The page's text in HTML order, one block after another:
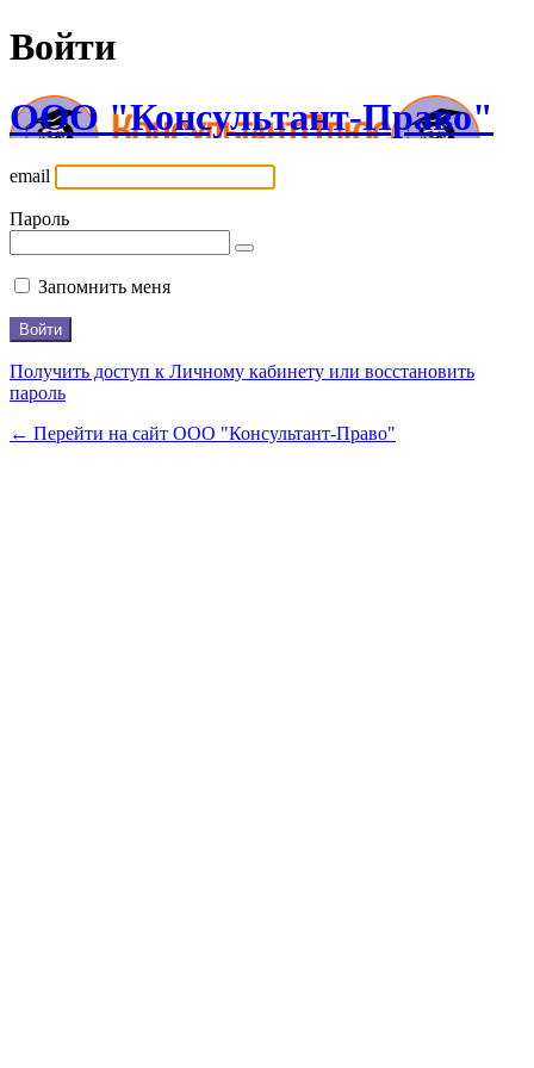
Войти
ООО "Консультант-Право"
email
Пароль
Запомнить меня
Получить доступ к Личному кабинету или восстановить
пароль
← Перейти на сайт ООО "Консультант-Право"